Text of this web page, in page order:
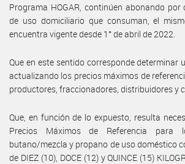
Programa HOGAR, continúen abonando
de uso domiciliario que consuman, el
encuentra vigente desde 1° de abril de 2022.
Que en este sentido corresponde determinar
actualizando los precios máximos de
productores, fraccionadores, distribuidores y
Que, en función de lo expuesto, resulta
Precios Máximos de Referencia para
butano/mezcla y propano de uso doméstico
de DIEZ (10), DOCE (12) y QUINCE (15)